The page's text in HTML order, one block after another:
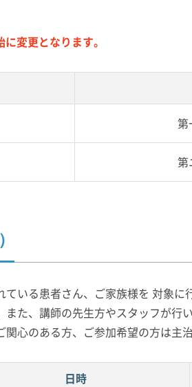
変更となります。
第
第
いる患者さん、ご家族様を 対象
た、講師の先生方やスタッフが行
心のある方、ご参加希望の方は主
日時